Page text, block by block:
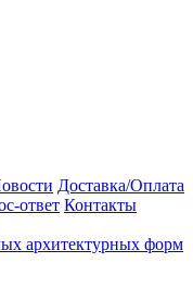
Доставка/Оплата
ответ Контакты